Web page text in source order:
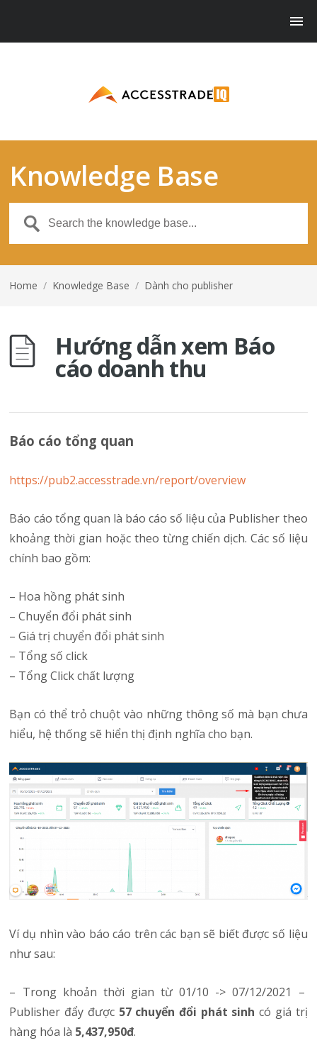
Knowledge Base
Home / Knowledge Base / Dành cho publisher
Hướng dẫn xem Báo
cáo doanh thu
Báo cáo tổng quan
https://pub2.accesstrade.vn/report/overview
Báo cáo tổng quan là báo cáo số liệu của Publisher theo
khoảng thời gian hoặc theo từng chiến dịch. Các số liệu
chính bao gồm:
– Hoa hồng phát sinh
– Chuyển đổi phát sinh
– Giá trị chuyển đổi phát sinh
– Tổng số click
– Tổng Click chất lượng
Bạn có thể trỏ chuột vào những thông số mà bạn chưa
hiểu, hệ thống sẽ hiển thị định nghĩa cho bạn.
Ví dụ nhìn vào báo cáo trên các bạn sẽ biết được số liệu
như sau:
– Trong khoản thời gian từ 01/10 -> 07/12/2021 –
Publisher đẩy được 57 chuyển đổi phát sinh có giá trị
hàng hóa là 5,437,950đ.